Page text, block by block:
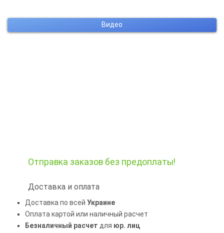
Видео
Отправка заказов без предоплаты!
Доставка и оплата
Доставка по всей Украине
Оплата картой или наличный расчет
Безналичный расчет для юр. лиц